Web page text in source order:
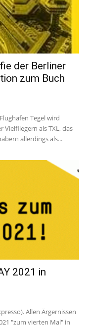
der Berliner
zum Buch
Tegel wird
als TXL, das
allerdings als...
2021 in
Allen Ärgernissen
"zum vierten Mal" in